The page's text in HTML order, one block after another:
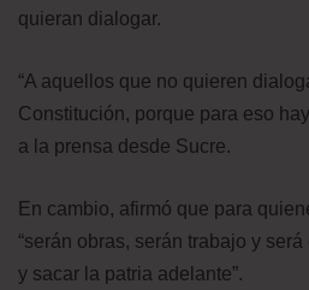
quieran dialogar.
“A aquellos que no quieren
Constitución, porque para eso
a la prensa desde Sucre.
En cambio, afirmó que para
“serán obras, serán trabajo y
y sacar la patria adelante”.